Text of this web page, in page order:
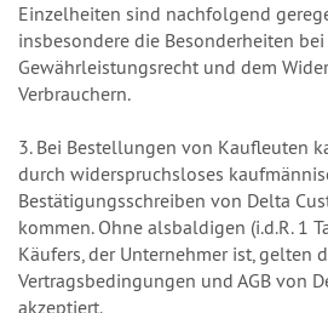
Einzelheiten sind nachfolgend
insbesondere die Besonderheiten
Gewährleistungsrecht und dem
Verbrauchern.
3. Bei Bestellungen von Kaufleuten
durch widerspruchsloses
Bestätigungsschreiben von Delta
kommen. Ohne alsbaldigen (i.d.R. 1
Käufers, der Unternehmer ist, gelten
Vertragsbedingungen und AGB von
akzeptiert.